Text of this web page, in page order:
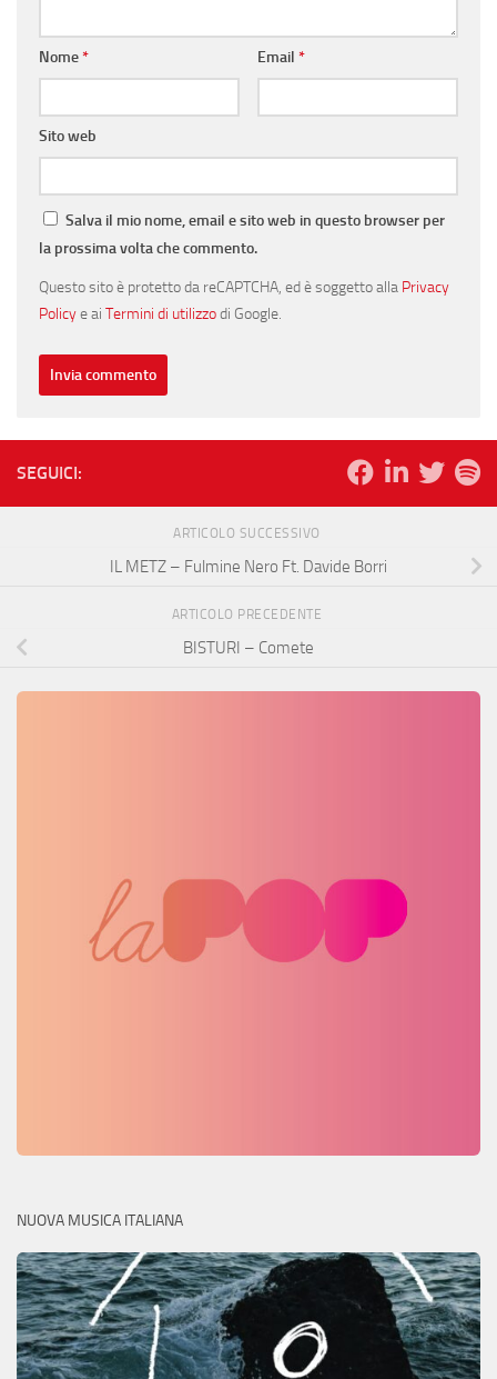
Nome* Email *
Sito web
Salva il mio nome, email e sito web in questo browser per
la prossima volta che commento.
Questo sito è protetto da reCAPTCHA, ed è soggetto alla Privacy
Policye ai Termini di utilizzodi Google.
SEGUICI:
ARTICOLO SUCCESSIVO
IL METZ – Fulmine Nero Ft. Davide Borri
ARTICOLO PRECEDENTE
BISTURI – Comete
NUOVA MUSICA ITALIANA